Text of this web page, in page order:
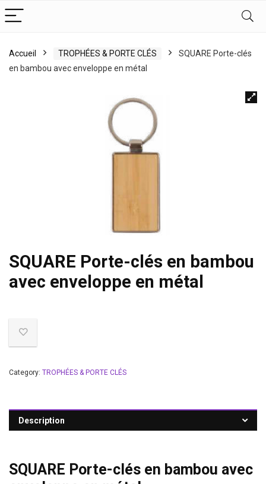
Accueil TROPHÉES & PORTE CLÉS
SQUARE Porte-clés
en bambou avec enveloppe en métal
SQUARE Porte-clés en bambou
avec enveloppe en métal
Category: TROPHÉES & PORTE CLÉS
Description
SQUARE Porte-clés en bambou avec